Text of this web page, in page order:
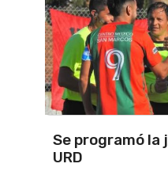
La Copa
los octavos de